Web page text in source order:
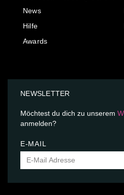
News
Hilfe
Awards
NEWSLETTER
Möchtest du dich zu unserem
anmelden?
E-MAIL